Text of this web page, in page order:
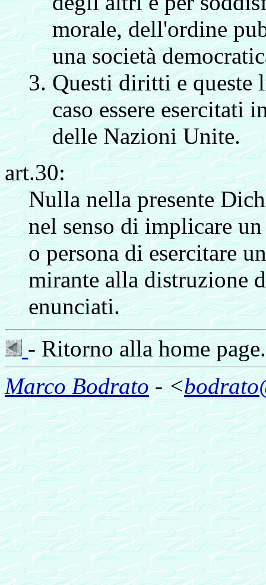
morale, dell'ordine
una società
Questi diritti e queste
caso essere
delle Nazioni Unite.
art.30:
Nulla nella presente
nel senso di implicare
o persona di esercitare
mirante alla distruzione
enunciati.
- Ritorno alla home page.
Marco Bodrato- <